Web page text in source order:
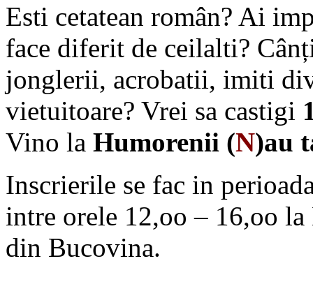
Esti cetatean român? Ai
face diferit de ceilalti?
jonglerii, acrobatii, imiti
vietuitoare? Vrei sa castigi
Vino la Humorenii (N)au
Inscrierile se fac in
intre orele 12,oo – 16,oo
din Bucovina.